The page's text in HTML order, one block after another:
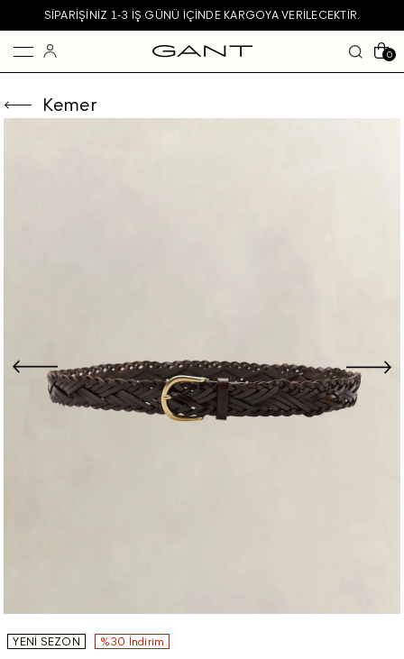
SIPARIŞINIZ 1-3 IŞ GÜNÜ IÇINDE KARGOYA VERILECEKTIR.
0
Kemer
YENİ SEZON %30 İndirim